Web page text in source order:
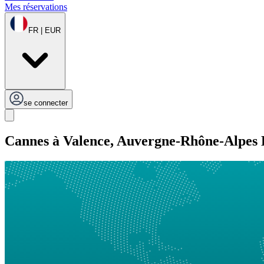
Mes réservations
FR | EUR
se connecter
Cannes à Valence, Auvergne-Rhône-Alpes